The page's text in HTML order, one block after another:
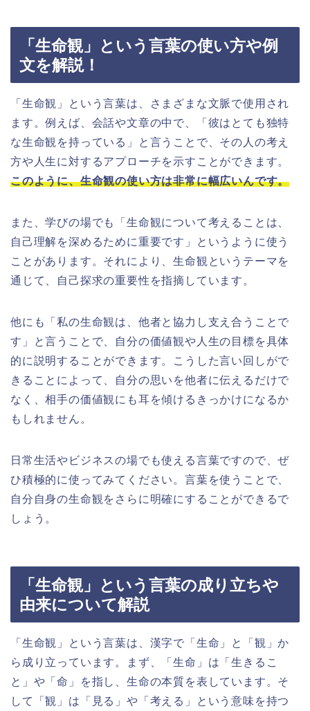
「生命観」という言葉の使い方や例
文を解説！
「生命観」という言葉は、さまざまな文脈で使用され
ます。例えば、会話や文章の中で、「彼はとても独特
な生命観を持っている」と言うことで、その人の考え
方や人生に対するアプローチを示すことができます。
このように、生命観の使い方は非常に幅広いんです。
また、学びの場でも「生命観について考えることは、
自己理解を深めるために重要です」というように使う
ことがあります。それにより、生命観というテーマを
通じて、自己探求の重要性を指摘しています。
他にも「私の生命観は、他者と協力し支え合うことで
す」と言うことで、自分の価値観や人生の目標を具体
的に説明することができます。こうした言い回しがで
きることによって、自分の思いを他者に伝えるだけで
なく、相手の価値観にも耳を傾けるきっかけになるか
もしれません。
日常生活やビジネスの場でも使える言葉ですので、ぜ
ひ積極的に使ってみてください。言葉を使うことで、
自分自身の生命観をさらに明確にすることができるで
しょう。
「生命観」という言葉の成り立ちや
由来について解説
「生命観」という言葉は、漢字で「生命」と「観」か
ら成り立っています。まず、「生命」は「生きるこ
と」や「命」を指し、生命の本質を表しています。そ
して「観」は「見る」や「考える」という意味を持つ